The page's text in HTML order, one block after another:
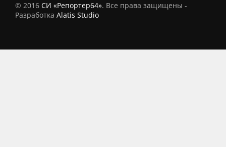
© 2016 СИ «Репортер64». Все права защищены -
Разработка Alatis Studio